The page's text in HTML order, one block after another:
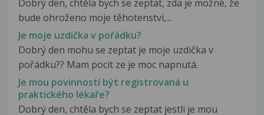
Dobrý den, chtěla bych se zeptat, zda je možné, že
bude ohroženo moje těhotenství,...
Je moje uzdička v pořádku?
Dobrý den mohu se zeptat je moje uzdička v
pořádku?? Mam pocit ze je moc napnutá.
Je mou povinností být registrovaná u
praktického lékaře?
Dobrý den, chtěla bych se zeptat jestli je mou